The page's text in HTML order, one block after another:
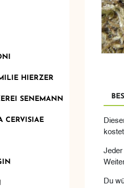
HIERZER
SENEMANN
CERVISIAE
Du